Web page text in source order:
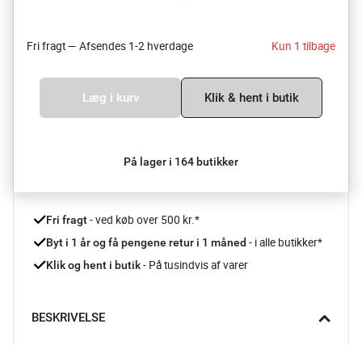
Fri fragt — Afsendes 1-2 hverdage Kun 1 tilbage
Læg i kurv Klik & hent i butik
På lager i 164 butikker
Fri fragt - ved køb over 500 kr.*
Byt i 1 år og få pengene retur i 1 måned - i alle butikker*
Klik og hent i butik - På tusindvis af varer
BESKRIVELSE